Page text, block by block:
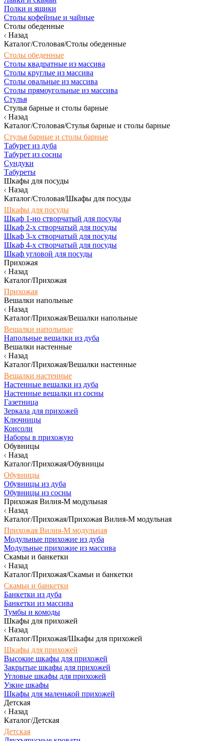
Полки и ящики
Столы кофейные и чайные
Столы обеденные
Назад
Каталог/Столовая/Столы обеденные
Столы обеденные
Столы квадратные из массива
Столы круглые из массива
Столы овальные из массива
Столы прямоугольные из массива
Стулья
Стулья барные и столы барные
Назад
Каталог/Столовая/Стулья барные и столы барные
Стулья барные и столы барные
Табурет из дуба
Табурет из сосны
Сундуки
Табуреты
Шкафы для посуды
Назад
Каталог/Столовая/Шкафы для посуды
Шкафы для посуды
Шкаф 1-но створчатый для посуды
Шкаф 2-х створчатый для посуды
Шкаф 3-х створчатый для посуды
Шкаф 4-х створчатый для посуды
Шкаф угловой для посуды
Прихожая
Назад
Каталог/Прихожая
Прихожая
Вешалки напольные
Назад
Каталог/Прихожая/Вешалки напольные
Вешалки напольные
Напольные вешалки из дуба
Вешалки настенные
Назад
Каталог/Прихожая/Вешалки настенные
Вешалки настенные
Настенные вешалки из дуба
Настенные вешалки из сосны
Газетница
Зеркала для прихожей
Ключницы
Консоли
Наборы в прихожую
Обувницы
Назад
Каталог/Прихожая/Обувницы
Обувницы
Обувницы из дуба
Обувницы из сосны
Прихожая Вилия-М модульная
Назад
Каталог/Прихожая/Прихожая Вилия-М модульная
Прихожая Вилия-М модульная
Модульные прихожие из дуба
Модульные прихожие из массива
Скамьи и банкетки
Назад
Каталог/Прихожая/Скамьи и банкетки
Скамьи и банкетки
Банкетки из дуба
Банкетки из массива
Тумбы и комоды
Шкафы для прихожей
Назад
Каталог/Прихожая/Шкафы для прихожей
Шкафы для прихожей
Высокие шкафы для прихожей
Закрытые шкафы для прихожей
Угловые шкафы для прихожей
Узкие шкафы
Шкафы для маленькой прихожей
Детская
Назад
Каталог/Детская
Детская